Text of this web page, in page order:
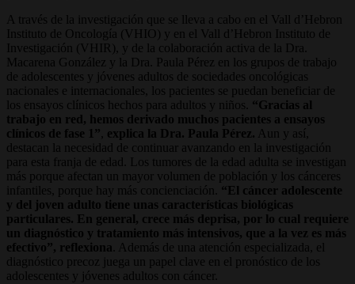
A través de la investigación que se lleva a cabo en el Vall d’Hebron
Instituto de Oncología (VHIO) y en el Vall d’Hebron Instituto de
Investigación (VHIR), y de la colaboración activa de la Dra.
Macarena González y la Dra. Paula Pérez en los grupos de trabajo
de adolescentes y jóvenes adultos de sociedades oncológicas
nacionales e internacionales, los pacientes se puedan beneficiar de
los ensayos clínicos hechos para adultos y niños. “Gracias al
trabajo en red, hemos derivado muchos pacientes a ensayos
clínicos de fase 1” explica la Dra. Paula Pérez. Aun y así,
destacan la necesidad de continuar avanzando en la investigación
para esta franja de edad. Los tumores de la edad adulta se investigan
más porque afectan un mayor volumen de población y los cánceres
infantiles, porque hay más concienciación. “El cáncer adolescente
y del joven adulto tiene unas características biológicas
particulares. En general, crece más deprisa, por lo cual requiere
un diagnóstico y tratamiento más intensivos, que a la vez es más
efectivo”, reflexiona . Además de una atención especializada, el
diagnóstico precoz juega un papel clave en el pronóstico de los
adolescentes y jóvenes adultos con cáncer.